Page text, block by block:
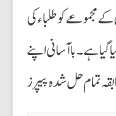
مجموعے کو طلباء کی
ہے۔ باآسانی اپنے